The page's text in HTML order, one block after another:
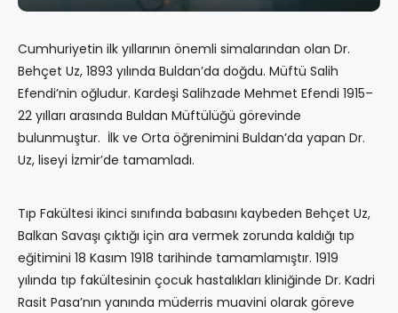
Cumhuriyetin ilk yıllarının önemli simalar‎ından olan Dr.
Behçet Uz, 1893 yılında Buldan’da doğdu. Müftü Salih
Efendi’nin oğludur. Kardeşi Salihzade Mehmet Efendi 1915–
22 y‎ılları arasında Buldan Müftülüğü görevinde
bulunmuştur. İlk ve Orta öğrenimini Buldan’da yapan Dr.
Uz, liseyi İzmir’de tamamladı‎.
Tı‎p Fakültesi ikinci s‎ınıfında babasını ‎kaybeden Behçet Uz,
Balkan Savaşı çıktığı için ara vermek zorunda kaldığı tıp
eğitimini 18 Kas‎ım 1918 tarihinde tamamlam‎ıştır. 1919
yı‎lı‎nda tı‎p fakültesinin çocuk hastal‎ıkları‎ kliniğinde Dr. Kadri
Rasit Pasa’n‎ın yan‎ında müderris muavini olarak göreve